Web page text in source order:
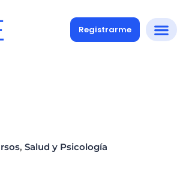
Registrarme
, Salud y Psicología